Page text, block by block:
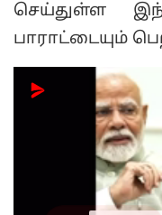
செய்துள்ள
பாராட்டையும்